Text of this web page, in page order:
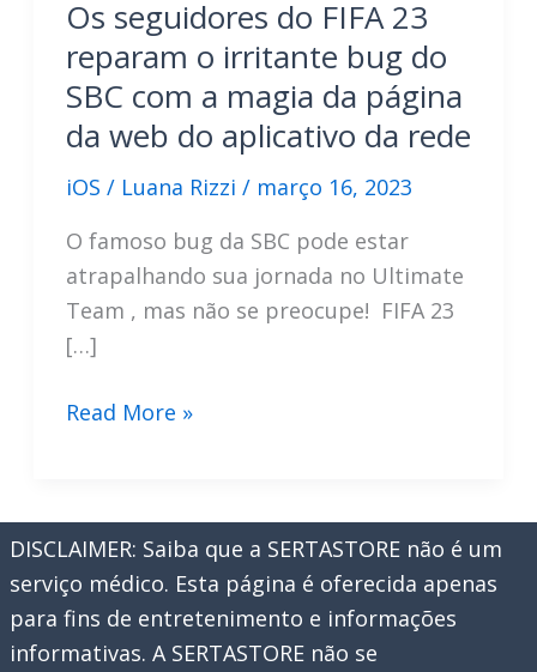
Os seguidores do FIFA 23
reparam o irritante bug do
SBC com a magia da página
da web do aplicativo da rede
iOS / Luana Rizzi / março 16, 2023
O famoso bug da SBC pode estar
atrapalhando sua jornada no Ultimate
Team , mas não se preocupe! FIFA 23
[…]
Os
FIFA
23
reparam
o
irritante
Read More »
DISCLAIMER: Saiba que a SERTASTORE não é um
serviço médico. Esta página é oferecida apenas
para fins de entretenimento e informações
informativas. A SERTASTORE não se